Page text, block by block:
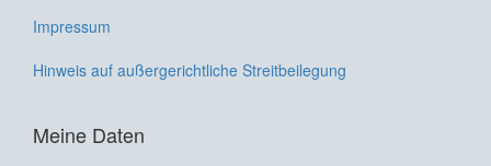
Impressum
Hinweis auf außergerichtliche Streitbeilegung
Meine Daten